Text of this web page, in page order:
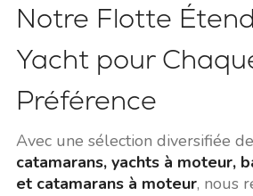
Notre Flotte
Yacht pour
Préférence
Avec une sélection diversifiée de
catamarans, yachts à moteur,
et catamarans à moteur, nous